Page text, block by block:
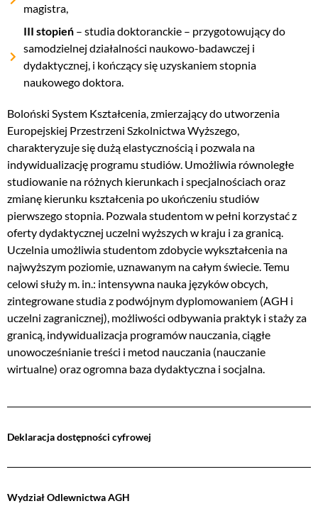
magistra,
III stopień– studia doktoranckie– przygotowujący do
samodzielnej działalności naukowo-badawczej i
dydaktycznej, i kończący się uzyskaniem stopnia
naukowego doktora.
Boloński System Kształcenia, zmierzający do utworzenia
Europejskiej Przestrzeni Szkolnictwa Wyższego,
charakteryzuje się dużą elastycznością i pozwala na
indywidualizację programu studiów. Umożliwia równoległe
studiowanie na różnych kierunkach i specjalnościach oraz
zmianę kierunku kształcenia po ukończeniu studiów
pierwszego stopnia. Pozwala studentom w pełni korzystać z
oferty dydaktycznej uczelni wyższych w kraju i za granicą.
Uczelnia umożliwia studentom zdobycie wykształcenia na
najwyższym poziomie, uznawanym na całym świecie. Temu
celowi służy m. in.: intensywna nauka języków obcych,
zintegrowane studia z podwójnym dyplomowaniem (AGH i
uczelni zagranicznej), możliwości odbywania praktyk i staży za
granicą, indywidualizacja programów nauczania, ciągłe
unowocześnianie treści i metod nauczania (nauczanie
wirtualne) oraz ogromna baza dydaktyczna i socjalna.
Deklaracja dostępności cyfrowej
Wydział Odlewnictwa AGH